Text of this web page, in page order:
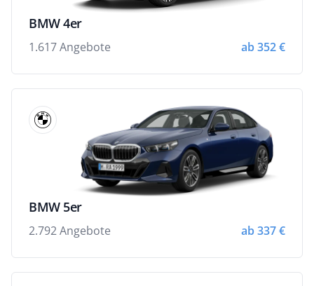
BMW 4er
1.617 Angebote ab 352 €
BMW 5er
2.792 Angebote ab 337 €